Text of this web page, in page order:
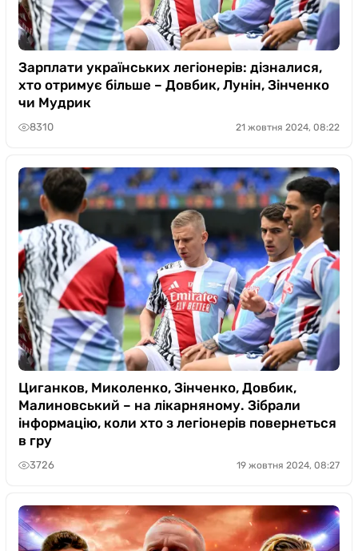
Зарплати українських легіонерів: дізналися,
хто отримує більше – Довбик, Лунін, Зінченко
чи Мудрик
8310 21 жовтня 2024, 08:22
Циганков, Миколенко, Зінченко, Довбик,
Малиновський – на лікарняному. Зібрали
інформацію, коли хто з легіонерів повернеться
в гру
3726 19 жовтня 2024, 08:27